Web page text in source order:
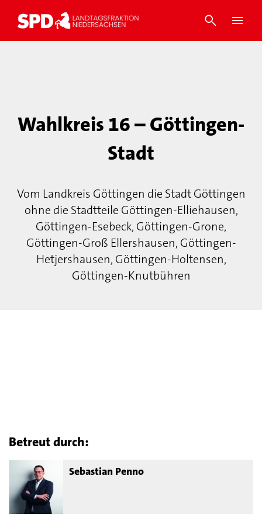
Wahlkreis 16 – Göttingen-
Stadt
Vom Landkreis Göttingen die Stadt Göttingen
ohne die Stadtteile Göttingen-Elliehausen,
Göttingen-Esebeck, Göttingen-Grone,
Göttingen-Groß Ellershausen, Göttingen-
Hetjershausen, Göttingen-Holtensen,
Göttingen-Knutbühren
Betreut durch:
Sebastian Penno